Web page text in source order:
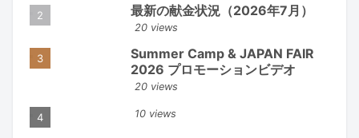
最新の献金状況（2026年7月）
20 views
Summer Camp & JAPAN FAIR
2026 プロモーションビデオ
20 views
10 views